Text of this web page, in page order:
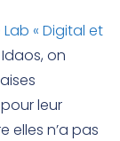
« Digital et
on
leur
elles n’a pas